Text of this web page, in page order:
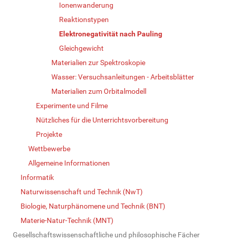
Ionenwanderung
Reaktionstypen
Elektronegativität nach Pauling
Gleichgewicht
Materialien zur Spektroskopie
Wasser: Versuchsanleitungen - Arbeitsblätter
Materialien zum Orbitalmodell
Experimente und Filme
Nützliches für die Unterrichtsvorbereitung
Projekte
Wettbewerbe
Allgemeine Informationen
Informatik
Naturwissenschaft und Technik (NwT)
Biologie, Naturphänomene und Technik (BNT)
Materie-Natur-Technik (MNT)
Gesellschaftswissenschaftliche und philosophische Fächer